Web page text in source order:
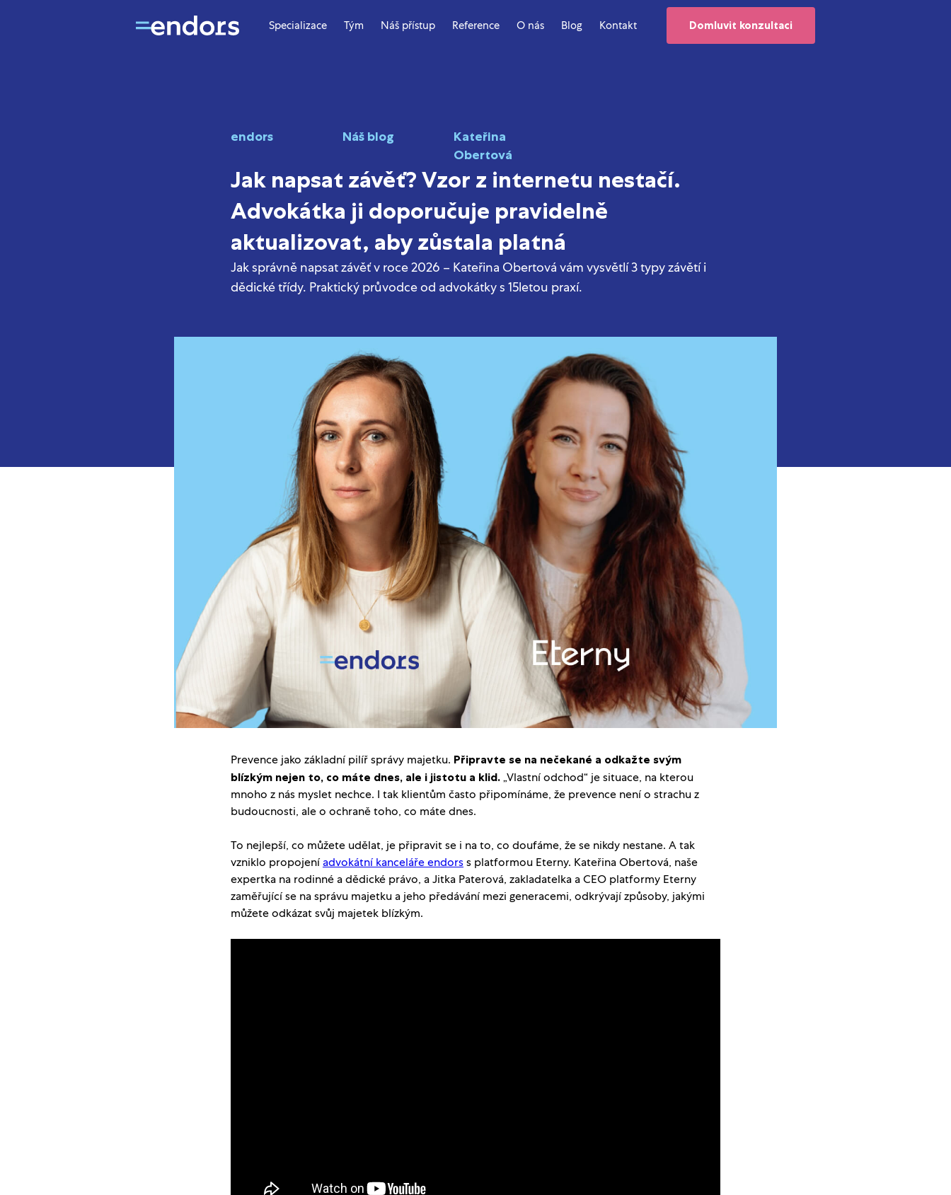
Specializace Tým Náš přístup Reference O nás Blog Kontakt Domluvit konzultaci
endors Náš blog
Kateřina
Obertová
Jak napsat závěť? Vzor z internetu nestačí.
Advokátka ji doporučuje pravidelně
aktualizovat, aby zůstala platná
Jak správně napsat závěť v roce 2026 – Kateřina Obertová vám vysvětlí 3 typy závětí i
dědické třídy. Praktický průvodce od advokátky s 15letou praxí.
Prevence jako základní pilíř správy majetku. Připravte se na nečekané a odkažte svým
blízkým nejen to, co máte dnes, ale i jistotu a klid. „Vlastní odchod“ je situace, na kterou
mnoho z nás myslet nechce. I tak klientům často připomínáme, že prevence není o strachu z
budoucnosti, ale o ochraně toho, co máte dnes.
To nejlepší, co můžete udělat, je připravit se i na to, co doufáme, že se nikdy nestane. A tak
vzniklo propojeníadvokátní kanceláře endorss platformou Eterny. Kateřina Obertová, naše
expertka na rodinné a dědické právo, a Jitka Paterová, zakladatelka a CEO platformy Eterny
zaměřující se na správu majetku a jeho předávání mezi generacemi, odkrývají způsoby, jakými
můžete odkázat svůj majetek blízkým.